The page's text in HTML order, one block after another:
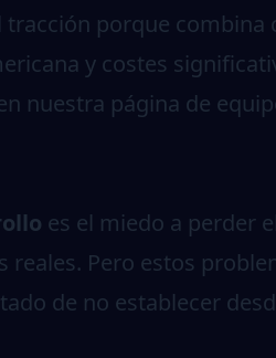
porque combina
y costes
nuestra página de
es el miedo a perder
Pero estos
de no establecer